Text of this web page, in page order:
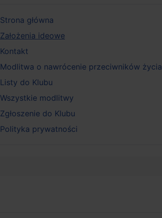
Strona główna
Założenia ideowe
Kontakt
Modlitwa o nawrócenie przeciwników życia
Listy do Klubu
Wszystkie modlitwy
Zgłoszenie do Klubu
Polityka prywatności